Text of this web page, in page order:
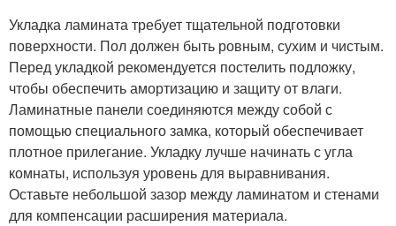
Укладка ламината требует тщательной подготовки
поверхности. Пол должен быть ровным, сухим и чистым.
Перед укладкой рекомендуется постелить подложку,
чтобы обеспечить амортизацию и защиту от влаги.
Ламинатные панели соединяются между собой с
помощью специального замка, который обеспечивает
плотное прилегание. Укладку лучше начинать с угла
комнаты, используя уровень для выравнивания.
Оставьте небольшой зазор между ламинатом и стенами
для компенсации расширения материала.